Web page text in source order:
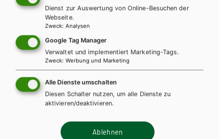
Dienst zur Auswertung von Online-Besuchen der
Webseite.
Zweck: Analysen
Google Tag Manager
Verwaltet und implementiert Marketing-Tags.
Zweck: Werbung und Marketing
Alle Dienste umschalten
Diesen Schalter nutzen, um alle Dienste zu
aktivieren/deaktivieren.
Ablehnen